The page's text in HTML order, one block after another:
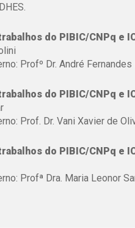
do PIBIC/CNPq e
Profº Dr. André
do PIBIC/CNPq e
Prof. Dr. Vani Xavier de
do PIBIC/CNPq e
Profª Dra. Maria Leonor